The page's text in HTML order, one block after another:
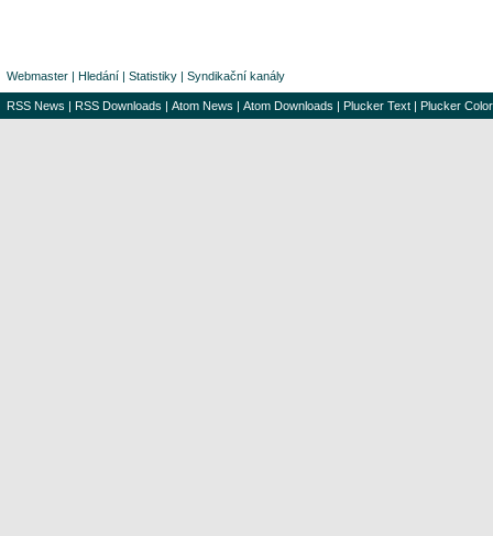
Webmaster | Hledání | Statistiky | Syndikační kanály
RSS News | RSS Downloads | Atom News | Atom Downloads | Plucker Text | Plucker Color